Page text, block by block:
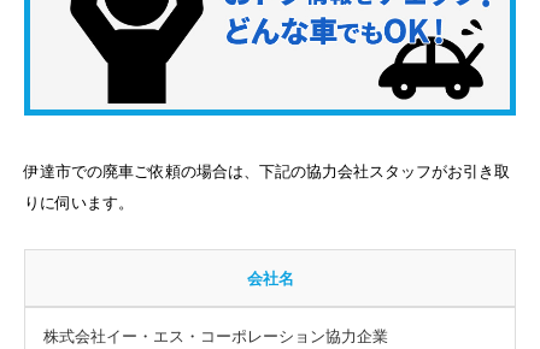
伊達市での廃車ご依頼の場合は、下記の協力会社スタッフがお引き取
りに伺います。
会社名
株式会社イー・エス・コーポレーション協力企業